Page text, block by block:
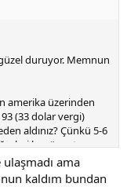
duruyor. Memnun
amerika üzerinden
(33 dolar vergi)
aldınız? Çünkü 5-6
henüz satmamış
vergi hariç, ki hemen
ama
kaldım bundan